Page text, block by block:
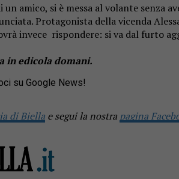
amico, si è messa al volante senza
Protagonista della vicenda
invece rispondere: si va dal furto
in edicola domani.
su Google News!
di Biella e segui la nostra pagina